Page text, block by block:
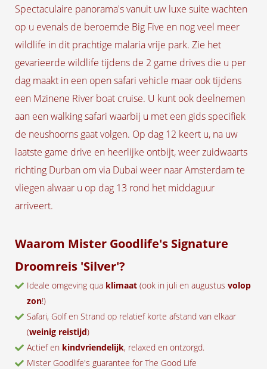
Spectaculaire panorama's vanuit uw luxe suite wachten
op u evenals de beroemde Big Five en nog veel meer
wildlife in dit prachtige malaria vrije park. Zie het
gevarieerde wildlife tijdens de 2 game drives die u per
dag maakt in een open safari vehicle maar ook tijdens
een Mzinene River boat cruise. U kunt ook deelnemen
aan een walking safari waarbij u met een gids specifiek
de neushoorns gaat volgen. Op dag 12 keert u, na uw
laatste game drive en heerlijke ontbijt, weer zuidwaarts
richting Durban om via Dubai weer naar Amsterdam te
vliegen alwaar u op dag 13 rond het middaguur
arriveert.
Waarom Mister Goodlife's Signature
Droomreis 'Silver'?
Ideale omgeving qua klimaat (ook in juli en augustusvolop
zon!)
Safari, Golf en Strand op relatief korte afstand van elkaar
(weinig reistijd)
Actief en kindvriendelijk, relaxed en ontzorgd.
Mister Goodlife's guarantee for The Good Life